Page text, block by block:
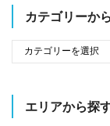
カテゴリーか
エリアから探